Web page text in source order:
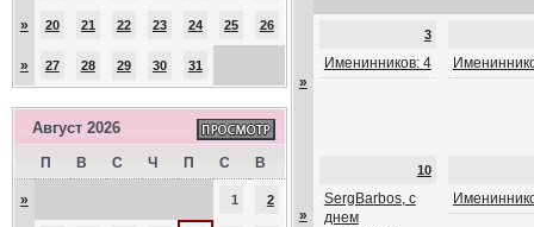
» 20 21 22 23 24 25 26
» 27 28 29 30 31
Август 2026
П В С Ч П С В
» 1 2
»
3
Именинников: 4
»
10
SergBarbos, с
днем